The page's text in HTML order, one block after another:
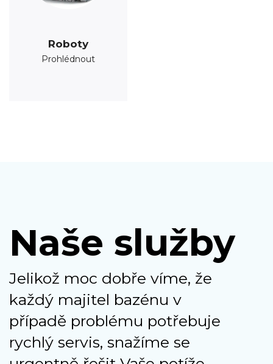
Roboty
Prohlédnout
Naše služby
Jelikož moc dobře víme, že
každý majitel bazénu v
případě problému potřebuje
rychlý servis, snažíme se